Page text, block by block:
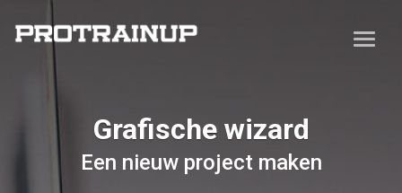
Grafische wizard
Een nieuw project maken